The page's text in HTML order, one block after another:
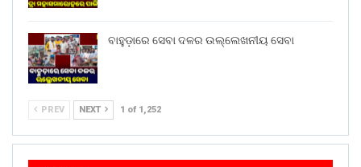
ବାହୁଡ଼ାରେ ସେବା ଦଳର ଉଲ୍ଲେଖନୀୟ ସେବା
PREV NEXT 1 of 1,252